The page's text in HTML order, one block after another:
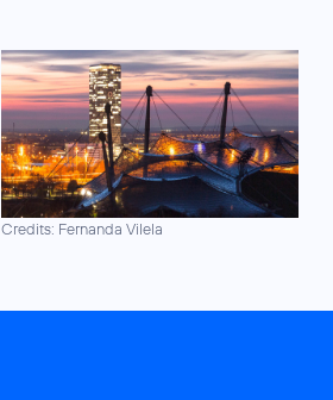
Credits: Fernanda Vilela